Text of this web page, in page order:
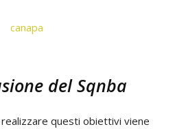
del Sqnba
questi obiettivi viene